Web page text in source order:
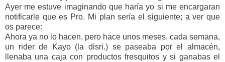
Ayer me estuve imaginando que haría yo si me encargaran
notificarle que es Pro. Mi plan sería el siguiente; a ver que
os parece:
Ahora ya no lo hacen, pero hace unos meses, cada semana,
un rider de Kayo (la disri.) se paseaba por el almacén,
llenaba una caja con productos fresquitos y si ganabas el